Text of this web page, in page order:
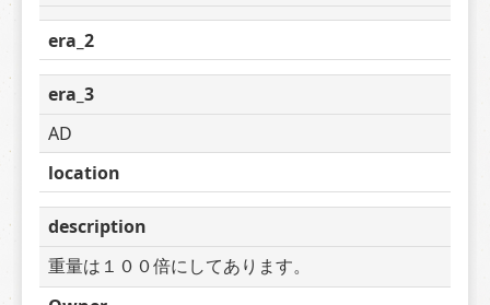
era_2
era_3
AD
location
description
重量は１００倍にしてあります。